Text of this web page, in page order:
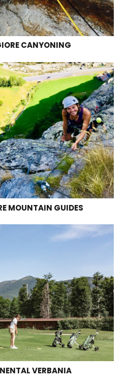
CANYONING
MOUNTAIN GUIDES
VERBANIA